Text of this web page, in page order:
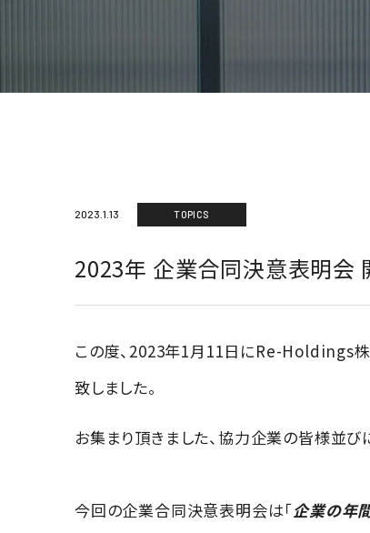
2023.1.13 TOPICS
2023年 企業合同決意表明会
この度、2023年1月11日にRe-Holdings
致しました。
お集まり頂きました、協力企業の皆様並
今回の企業合同決意表明会は「企業の年